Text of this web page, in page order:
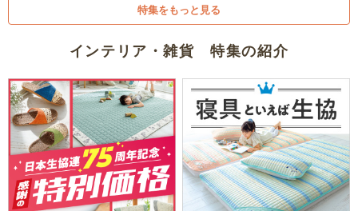
特集をもっと見る
インテリア・雑貨 特集の紹介